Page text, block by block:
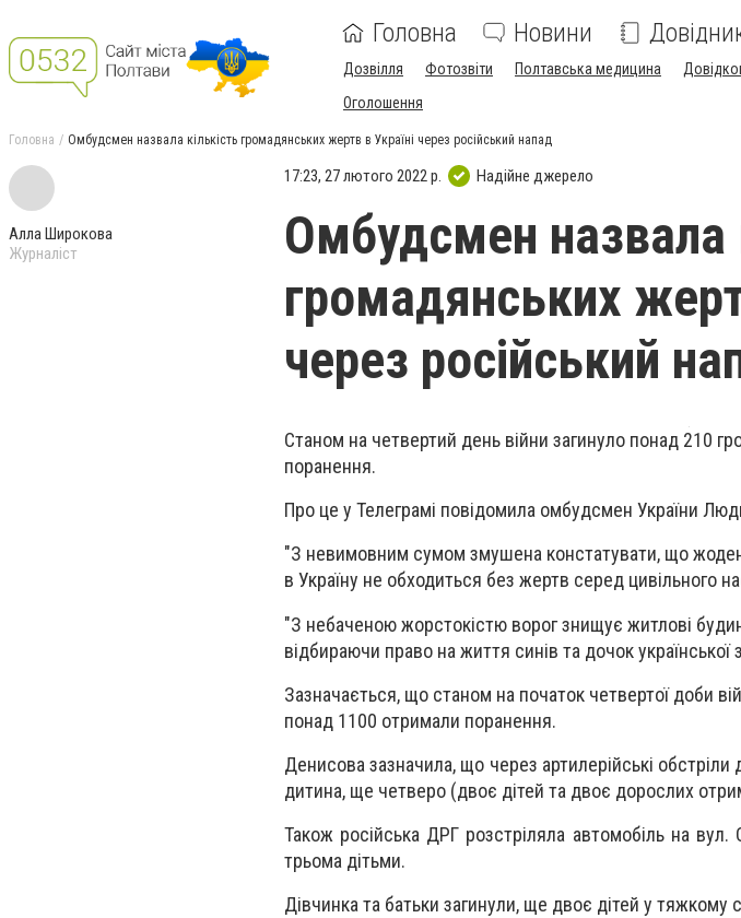
Головна Новини
Дозвілля Фотозвіти Полтавська медицина
Оголошення
Головна Омбудсмен назвала кількість громадянських жертв в Україні через російський напад
Алла Широкова
Журналіст
17:23, 27 лютого 2022 р. Надійне джерело
Омбудсмен назвала
громадянських
через російський
Станом на четвертий день війни загинуло понад 210
поранення.
Про це у Телеграмі повідомила омбудсмен України
"З невимовним сумом змушена констатувати, що жоден
в Україну не обходиться без жертв серед цивільного
"З небаченою жорстокістю ворог знищує житлові
відбираючи право на життя синів та дочок української
Зазначається, що станом на початок четвертої доби
понад 1100 отримали поранення.
Денисова зазначила, що через артилерійські обстріли
дитина, ще четверо (двоє дітей та двоє дорослих
Також російська ДРГ розстріляла автомобіль на
трьома дітьми.
Дівчинка та батьки загинули, ще двоє дітей у тяжкому